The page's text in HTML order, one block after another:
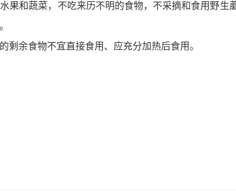
果和蔬菜，不吃来历不明的食物，不采摘和食用野
剩余食物不宜直接食用、应充分加热后食用。